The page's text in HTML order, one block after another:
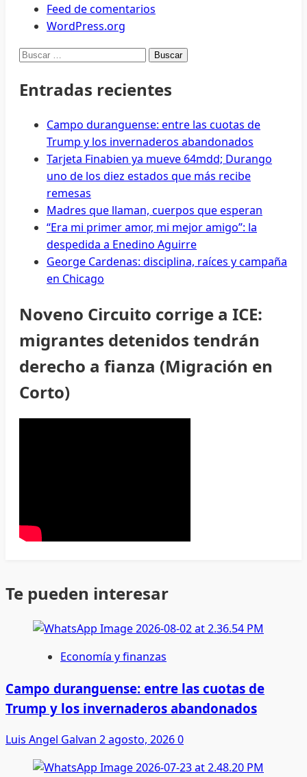
Feed de comentarios
WordPress.org
Buscar:
Entradas recientes
Campo duranguense: entre las cuotas de
Trump y los invernaderos abandonados
Tarjeta Finabien ya mueve 64mdd; Durango
uno de los diez estados que más recibe
remesas
Madres que llaman, cuerpos que esperan
“Era mi primer amor, mi mejor amigo”: la
despedida a Enedino Aguirre
George Cardenas: disciplina, raíces y campaña
en Chicago
Noveno Circuito corrige a ICE:
migrantes detenidos tendrán
derecho a fianza (Migración en
Corto)
Te pueden interesar
Economía y finanzas
Campo duranguense: entre las cuotas de
Trump y los invernaderos abandonados
Luis Angel Galvan 2 agosto, 20260